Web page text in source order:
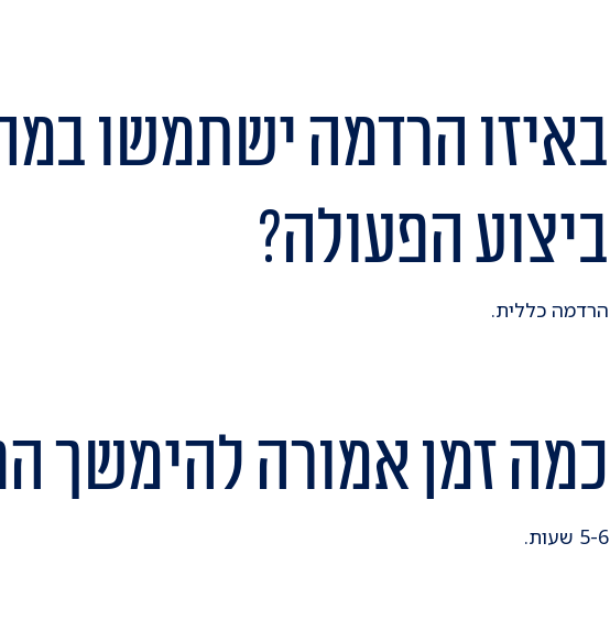
באיזו הרדמה ישתמשו
ביצוע הפעולה?
הרדמה כללית.
כמה זמן אמורה להימשך
5-6 שעות.